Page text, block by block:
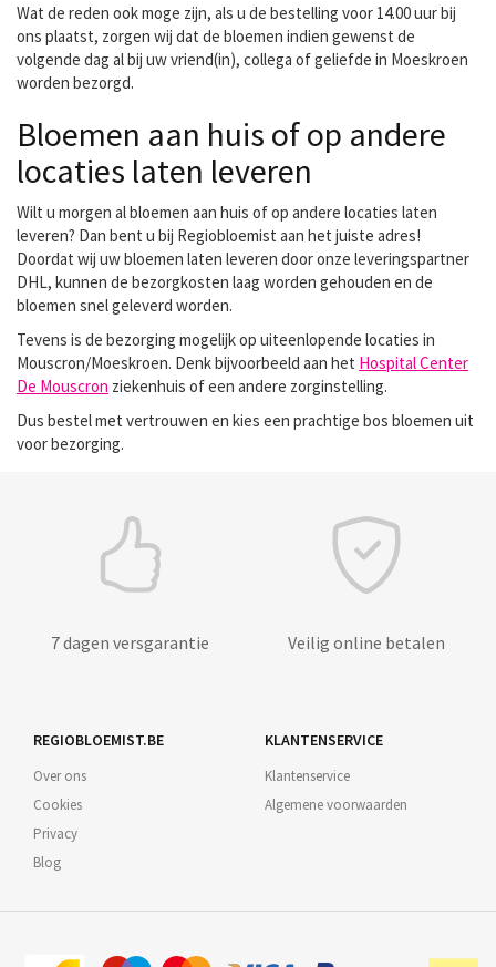
Wat de reden ook moge zijn, als u de bestelling voor 14.00 uur bij
ons plaatst, zorgen wij dat de bloemen indien gewenst de
volgende dag al bij uw vriend(in), collega of geliefde in Moeskroen
worden bezorgd.
Bloemen aan huis of op andere
locaties laten leveren
Wilt u morgen al bloemen aan huis of op andere locaties laten
leveren? Dan bent u bij Regiobloemist aan het juiste adres!
Doordat wij uw bloemen laten leveren door onze leveringspartner
DHL, kunnen de bezorgkosten laag worden gehouden en de
bloemen snel geleverd worden.
Tevens is de bezorging mogelijk op uiteenlopende locaties in
Mouscron/Moeskroen. Denk bijvoorbeeld aan het Hospital Center
De Mouscron ziekenhuis of een andere zorginstelling.
Dus bestel met vertrouwen en kies een prachtige bos bloemen uit
voor bezorging.
7 dagen versgarantie Veilig online betalen
REGIOBLOEMIST.BE
Over ons
Cookies
Privacy
Blog
KLANTENSERVICE
Klantenservice
Algemene voorwaarden